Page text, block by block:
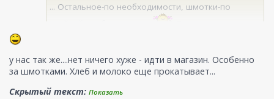
... Остальное-по необходимости, шмотки-по
заходит
если только в качестве наказания...
у нас так же....нет ничего хуже - идти в магазин. Особенно
за шмотками. Хлеб и молоко еще прокатывает...
Скрытый текст: Показать